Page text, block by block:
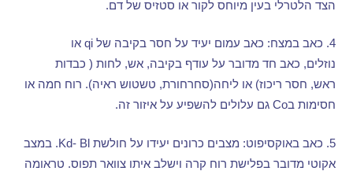
הצד הלטרלי בעין מיוחס לקור או סטזיס של דם.
4. כאב במצח: כאב עמום יעיד על חסר בקיבה שלqi או
נוזלים, כאב חד מדובר על עודף בקיבה,אש,לחות ( כבדות
ראש, חסר ריכוז)או ליחה(סחרחורת, טשטוש ראיה). רוח חמה או
חסימות בCo גם עלולים להשפיע על איזור זה.
5. כאב באוקסיפוט: מצבים כרונים יעידו על חולשתKd- Bl. במצב
אקוטי מדובר בפלישת רוח קרה וישלב איתו צוואר תפוס. טראומה